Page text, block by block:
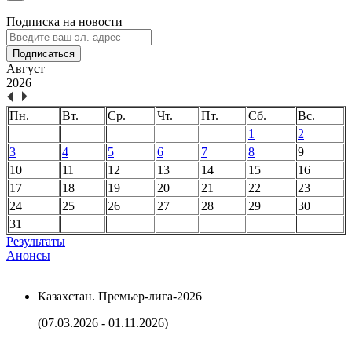
Подписка на новости
Подписаться
Август
2026
Пн. Вт. Ср. Чт. Пт. Сб.
Вс.
1
2
3
4 5 6 7 8
9
10
11 12 13 14 15
16
17
18 19 20 21 22
23
24
25 26 27 28 29
30
31
Результаты
Анонсы
Казахстан. Премьер-лига-2026
(07.03.2026 - 01.11.2026)